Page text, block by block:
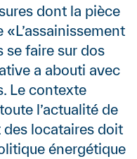
dont la pièce
se faire sur dos
a abouti avec
Le contexte
l’actualité de
des locataires doit
énergétique